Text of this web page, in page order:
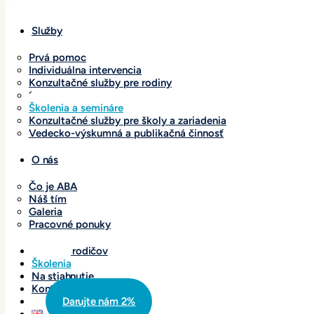
Služby
Prvá pomoc
Individuálna intervencia
Konzultačné služby pre rodiny
Sociálne skupiny
Školenia a semináre
Konzultačné služby pre školy a zariadenia
Vedecko-výskumná a publikačná činnosť
O nás
Čo je ABA
Náš tím
Galeria
Pracovné ponuky
Tipy pre rodičov
Školenia
Na stiahnutie
Kontakty
Darujte nám 2%